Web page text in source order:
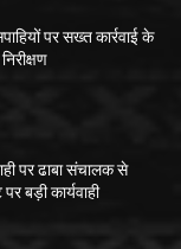
पर सख्त कार्रवाई के
पर ढाबा संचालक से
बड़ी कार्यवाही